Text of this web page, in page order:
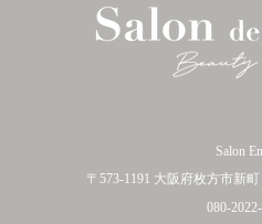
Salon
〒573-1191 大阪府枚方市新
080-